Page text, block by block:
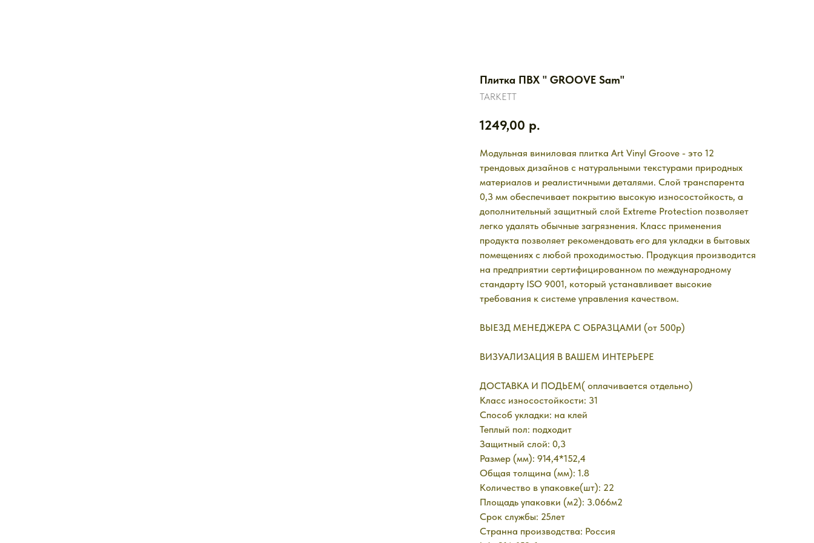
Плитка ПВХ " GROOVE Sam"
TARKETT
1249,00 р.
Модульная виниловая плитка Art Vinyl Groove - это 12
трендовых дизайнов с натуральными текстурами природных
материалов и реалистичными деталями. Слой транспарента
0,3 мм обеспечивает покрытию высокую износостойкость, а
дополнительный защитный слой Extreme Protection позволяет
легко удалять обычные загрязнения. Класс применения
продукта позволяет рекомендовать его для укладки в бытовых
помещениях с любой проходимостью. Продукция производится
на предприятии сертифицированном по международному
стандарту ISO 9001, который устанавливает высокие
требования к системе управления качеством.
ВЫЕЗД МЕНЕДЖЕРА С ОБРАЗЦАМИ (от 500р)
ВИЗУАЛИЗАЦИЯ В ВАШЕМ ИНТЕРЬЕРЕ
ДОСТАВКА И ПОДЬЕМ( оплачивается отдельно)
Класс износостойкости: 31
Способ укладки: на клей
Теплый пол: подходит
Защитный слой: 0,3
Размер (мм): 914,4*152,4
Общая толщина (мм): 1.8
Количество в упаковке(шт): 22
Площадь упаковки (м2): 3.066м2
Срок службы: 25лет
Странна производства: Россия